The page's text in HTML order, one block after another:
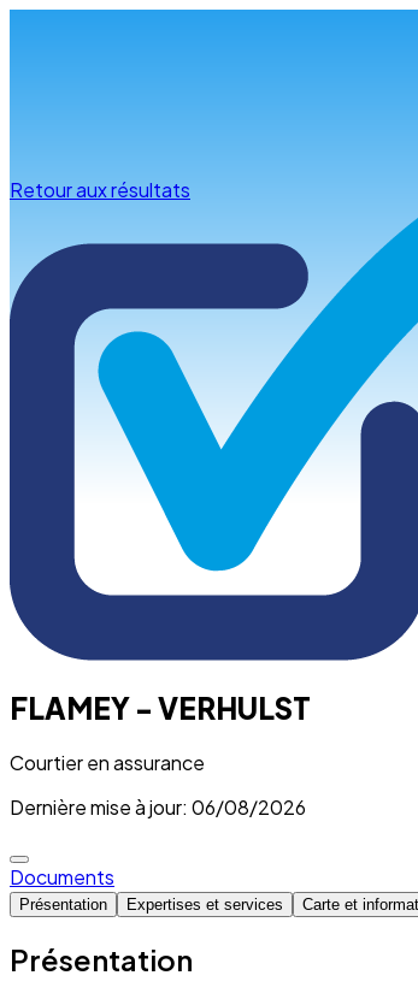
Retour aux résultats
FLAMEY - VERHULST
Courtier en assurance
Dernière mise à jour: 06/08/2026
Documents
Présentation Expertises et services Carte et
Présentation